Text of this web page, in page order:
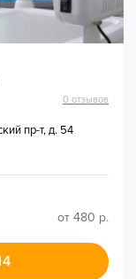
0 отзывов
пр-т, д. 54
от 480 р.